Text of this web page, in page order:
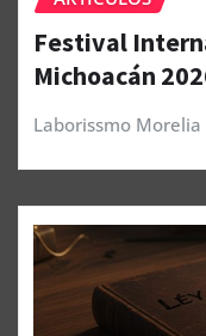
Festival
Michoacán
Laborissmo Morelia